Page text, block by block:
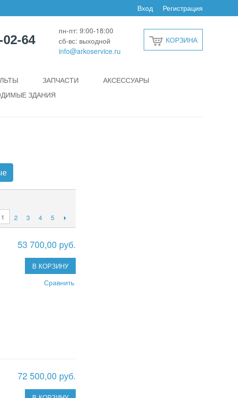
Регистрация
Вход
02-64
пн-пт: 9:00-18:00
сб-вс: выходной
info@arkoservice.ru
КОРЗИНА
ЗАПЧАСТИ
АКСЕССУАРЫ
ЗДАНИЯ
1 2 3 4 5
53 700,00 руб.
В КОРЗИНУ
Сравнить
72 500,00 руб.